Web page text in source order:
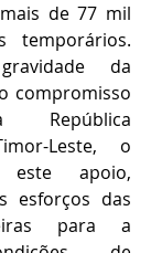
de 77 mil
temporários.
da
compromisso
República
Leste, o
este apoio,
esforços das
para a